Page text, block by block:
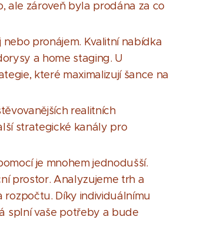
ale zároveň byla prodána za co
pronájem. Kvalitní nabídka
a home staging. U
které maximalizují šance na
realitních
strategické kanály pro
je mnohem jednodušší.
prostor. Analyzujeme trh a
rozpočtu. Díky individuálnímu
splní vaše potřeby a bude